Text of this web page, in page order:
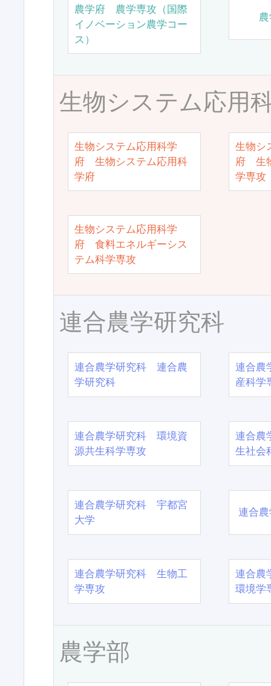
農学府 農学専攻（国際
イノベーション農学コー
ス）
生物システム応用
生物システム応用科学
府 生物システム応用科
学府
生物シ
府 生
学専攻
生物システム応用科学
府 食料エネルギーシス
テム科学専攻
連合農学研究科
連合農学研究科 連合農
学研究科
連合農
産科学
連合農学研究科 環境資
源共生科学専攻
連合農
生社会
連合農学研究科 宇都宮
大学
連合
連合農学研究科 生物工
学専攻
連合農
環境学
農学部